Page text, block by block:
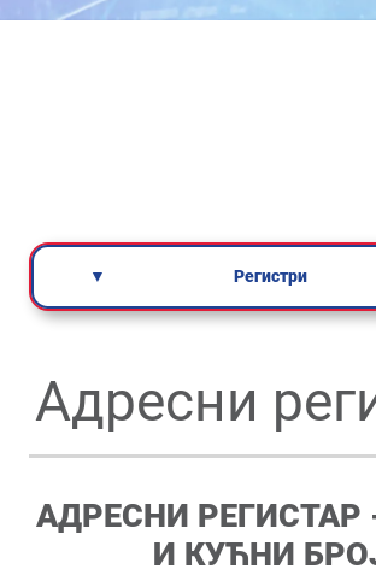
▼ Регистри
Адресни
АДРЕСНИ РЕГИСТАР
И КУЋНИ